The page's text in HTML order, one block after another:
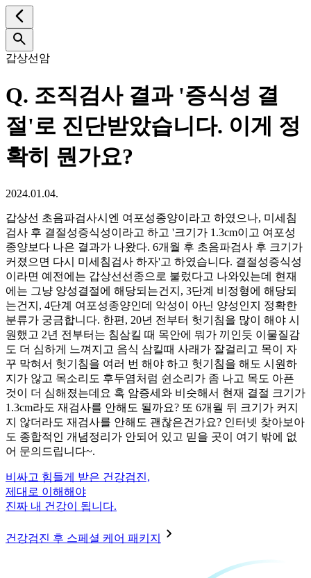
갑상선암
Q. 조직검사 결과 '증식성 결
절'로 진단받았습니다. 이게 정
확히 뭔가요?
2024.01.04.
갑상선 초음파검사시엔 여포성종양이라고 하였으나, 미세침
검사 후 결절성증식성이라고 하고 '크기가 1.3cm이고 여포성
종양보다 나은 결과가 나왔다. 6개월 후 초음파검사 후 크기가
커졌으면 다시 미세침검사 하자'고 하였습니다. 결절성증식성
이라면 예전에는 갑상선선종으로 불렀다고 나와있는데 현재
에는 그냥 양성결절에 해당되는건지, 3단계 비정형에 해당되
는건지, 4단계 여포성종양인데 악성이 아닌 양성인지 정확한
분류가 궁금합니다. 한편, 20년 전부터 헛기침을 많이 해야 시
원했고 2년 전부터는 침삼킬 때 목안에 뭐가 끼인듯 이물질감
도 더 심하게 느껴지고 음식 삼킬때 사래가 잘걸리고 목이 자
꾸 막혀서 헛기침을 여러 번 해야 하고 헛기침을 해도 시원하
지가 않고 목소리도 후두염처럼 쉰소리가 좀 나고 목도 아픈
것이 더 심해졌는데요 혹 암증세와 비슷해서 현재 결절 크기가
1.3cm라도 재검사를 안해도 될까요? 또 6개월 뒤 크기가 커지
지 않더라도 재검사를 안해도 괜찮은건가요? 인터넷 찾아보아
도 종합적인 개념정리가 안되어 있고 믿을 곳이 여기 밖에 없
어 문의드립니다~.
비싸고 힘들게 받은 건강검진,
제대로 이해해야
진짜 내 건강이 됩니다.
건강검진 후 스페셜 케어 패키지